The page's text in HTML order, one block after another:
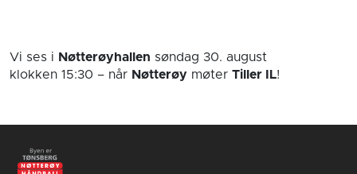
Vi ses i Nøtterøyhallen søndag 30. august
klokken 15:30 – når Nøtterøy møter Tiller IL!